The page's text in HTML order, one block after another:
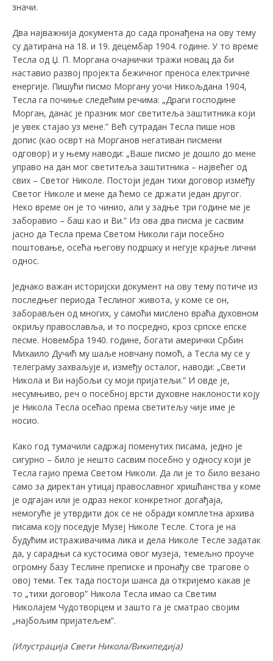
значи.
Два најважнија документа до сада пронађена на ову тему
су датирана на 18. и 19. децембар 1904. године. У то време
Тесла од Џ. П. Моргана очајнички тражи новац да би
наставио развој пројекта бежичног преноса електричне
енергије. Пишући писмо Моргану уочи Никољдана 1904,
Тесла га почиње следећим речима: „Драги господине
Морган, данас је празник мог светитеља заштитника који
је увек стајао уз мене.” Већ сутрадан Тесла пише нов
допис (као осврт на Морганов негативан писмени
одговор) и у њему наводи: „Ваше писмо је дошло до мене
управо на дан мог светитеља заштитника – највећег од
свих – Светог Николе. Постоји један тихи договор између
Светог Николе и мене да ћемо се држати један другог.
Неко време он је то чинио, али у задње три године ме је
заборавио – баш као и Ви.” Из ова два писма је сасвим
јасно да Тесла према Светом Николи гаји посебно
поштовање, осећа његову подршку и негује крајње лични
однос.
Једнако важан историјски документ на ову тему потиче из
последњег периода Теслиног живота, у коме се он,
заборављен од многих, у самоћи мислено враћа духовном
окриљу православља, и то посредно, кроз српске епске
песме. Новембра 1940. године, богати амерички Србин
Михаило Дучић му шаље новчану помоћ, а Тесла му се у
телеграму захваљује и, између осталог, наводи: „Свети
Никола и Ви најбољи су моји пријатељи.” И овде је,
несумњиво, реч о посебној врсти духовне наклоности коју
је Никола Тесла осећао према светитељу чије име је
носио.
Како год тумачили садржај поменутих писама, једно је
сигурно – било је нешто сасвим посебно у односу који је
Тесла гајио према Светом Николи. Да ли је то било везано
само за директан утицај православног хришћанства у коме
је одгајан или је одраз неког конкретног догађаја,
немогуће је утврдити док се не обради комплетна архива
писама коју поседује Музеј Николе Тесле. Стога је на
будућим истраживачима лика и дела Николе Тесле задатак
да, у сарадњи са кустосима овог музеја, темељно проуче
огромну базу Теслине преписке и пронађу све трагове о
овој теми. Тек тада постоји шанса да откријемо какав је
то „тихи договор” Никола Тесла имао са Светим
Николајем Чудотворцем и зашто га је сматрао својим
„најбољим пријатељем”.
(Илустрација Свети Никола/Википедија)